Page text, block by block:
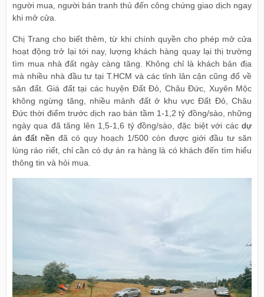
người mua, người bán tranh thủ đến công chứng giao dịch ngay
khi mở cửa.
Chị Trang cho biết thêm, từ khi chính quyền cho phép mở cửa
hoạt động trở lại tới nay, lượng khách hàng quay lại thị trường
tìm mua nhà đất ngày càng tăng. Không chỉ là khách bản địa
mà nhiều nhà đầu tư tại T.HCM và các tỉnh lân cận cũng đổ về
săn đất. Giá đất tại các huyện Đất Đỏ, Châu Đức, Xuyên Mộc
không ngừng tăng, nhiều mảnh đất ở khu vực Đất Đỏ, Châu
Đức thời điểm trước dịch rao bán tầm 1-1,2 tỷ đồng/sào, những
ngày qua đã tăng lên 1,5-1,6 tỷ đồng/sào, đặc biệt với các dự
án đất nền đã có quy hoạch 1/500 còn được giới đầu tư săn
lùng ráo riết, chỉ cần có dự án ra hàng là có khách đến tìm hiểu
thông tin và hỏi mua.